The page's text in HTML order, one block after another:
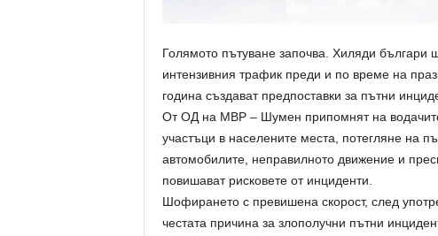
Голямото пътуване започва. Хиляди българи
интензивния трафик преди и по време на
година създават предпоставки за пътни
От ОД на МВР – Шумен припомнят на
участъци в населените места, потегляне на
автомобилите, неправилното движение и
повишават рисковете от инциденти.
Шофирането с превишена скорост, след
честата причина за злополучни пътни